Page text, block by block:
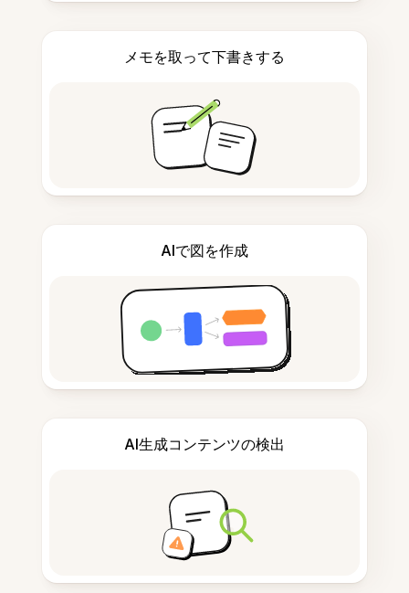
メモを取って下書きする
AIで図を作成
AI生成コンテンツの検出